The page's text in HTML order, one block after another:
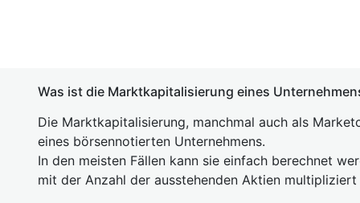
Was ist die Marktkapitalisierung eines
Die Marktkapitalisierung, manchmal auch als
eines börsennotierten Unternehmens.
In den meisten Fällen kann sie einfach berechnet
mit der Anzahl der ausstehenden Aktien